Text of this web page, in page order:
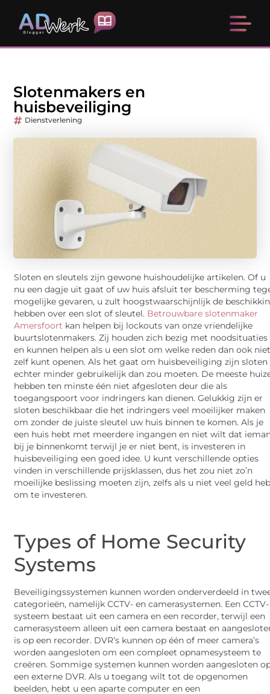
Slotenmakers en
huisbeveiliging
Dienstverlening
Sloten en sleutels zijn gewone huishoudelijke artikelen. Of u
nu een dagje uit gaat of uw huis afsluit ter bescherming
mogelijke gevaren, u zult hoogstwaarschijnlijk de
hebben over een slot of sleutel. Betrouwbare slotenmaker
Amersfoort kan helpen bij lockouts van onze vriendelijke
buurtslotenmakers. Zij houden zich bezig met noodsituaties
en kunnen helpen als u een slot om welke reden dan ook
zelf kunt openen. Als het gaat om huisbeveiliging zijn sloten
echter minder gebruikelijk dan zou moeten. De meeste
hebben ten minste één niet afgesloten deur die als
toegangspoort voor indringers kan dienen. Gelukkig zijn er
sloten beschikbaar die het indringers veel moeilijker maken
om zonder de juiste sleutel uw huis binnen te komen. Als je
een huis hebt met meerdere ingangen en niet wilt dat
bij je binnenkomt terwijl je er niet bent, is investeren in
huisbeveiliging een goed idee. U kunt verschillende opties
vinden in verschillende prijsklassen, dus het zou niet zo’n
moeilijke beslissing moeten zijn, zelfs als u niet veel geld
om te investeren.
Types of Home Security
Systems
Beveiligingssystemen kunnen worden onderverdeeld in
categorieën, namelijk CCTV- en camerasystemen. Een CCTV-
systeem bestaat uit een camera en een recorder, terwijl een
camerasysteem alleen uit een camera bestaat en
is op een recorder. DVR’s kunnen op één of meer camera’s
worden aangesloten om een compleet opnamesysteem te
creëren. Sommige systemen kunnen worden aangesloten
een externe DVR. Als u toegang wilt tot de opgenomen
beelden, hebt u een aparte computer en een